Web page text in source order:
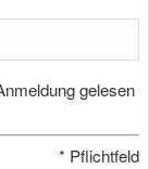
gelesen
* Pflichtfeld